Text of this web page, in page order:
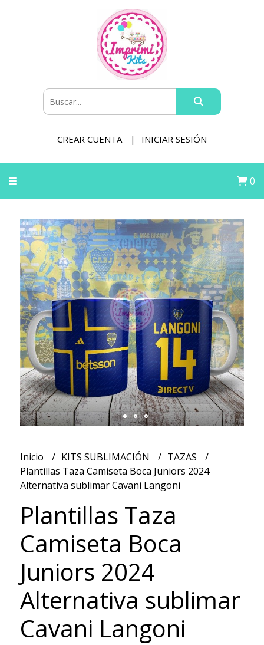
CREAR CUENTA INICIAR SESIÓN
0
Inicio KITS SUBLIMACIÓN
TAZAS
Plantillas Taza Camiseta Boca Juniors 2024
Alternativa sublimar Cavani Langoni
Plantillas Taza
Camiseta Boca
Juniors 2024
Alternativa sublimar
Cavani Langoni